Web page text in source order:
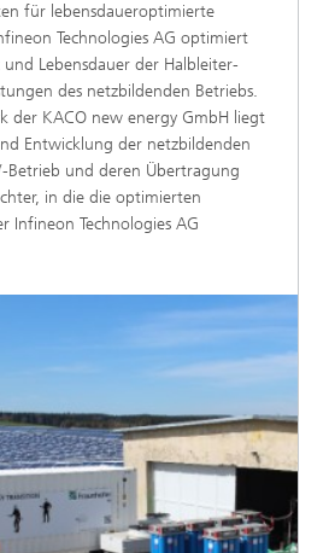
für lebensdaueroptimierte
Technologies AG optimiert
Lebensdauer der Halbleiter-
des netzbildenden Betriebs.
der KACO new energy GmbH liegt
Entwicklung der netzbildenden
Betrieb und deren Übertragung
in die die optimierten
Infineon Technologies AG